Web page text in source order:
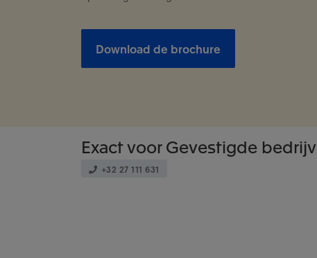
Download de brochure
Exactvoor Gevestigde
+32 27 111 631